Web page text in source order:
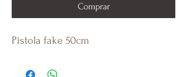
Comprar
Pistola fake 50cm